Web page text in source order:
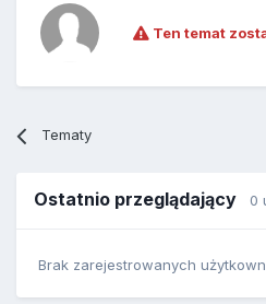
Ten temat
Tematy
Ostatnio przeglądający 0
Brak zarejestrowanych